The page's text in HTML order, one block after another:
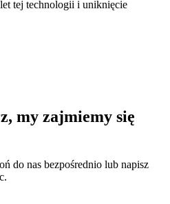
tej technologii i uniknięcie
my zajmiemy się
do nas bezpośrednio lub napisz